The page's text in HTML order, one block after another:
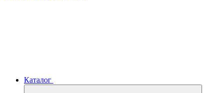
Каталог